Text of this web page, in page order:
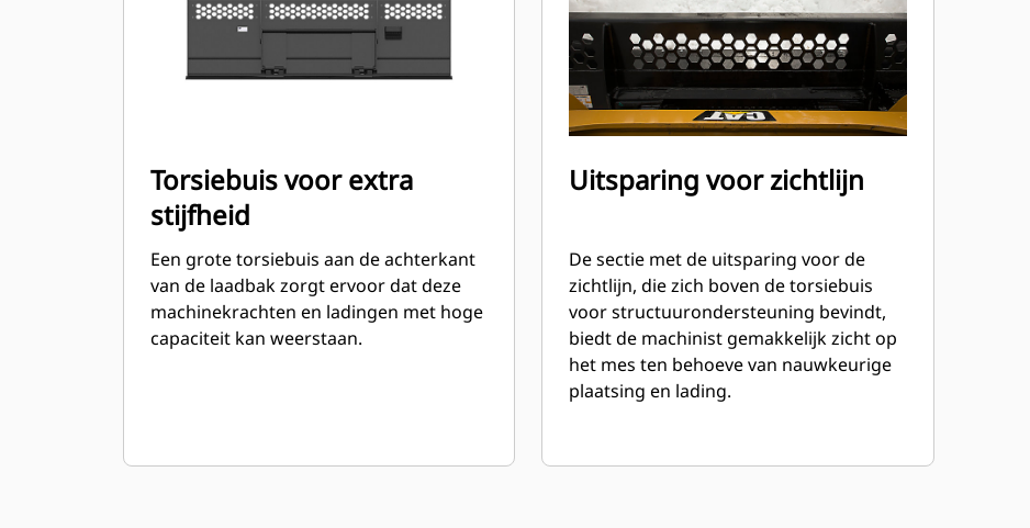
Torsiebuis voor extra
stijfheid
Een grote torsiebuis aan de achterkant
van de laadbak zorgt ervoor dat deze
machinekrachten en ladingen met hoge
capaciteit kan weerstaan.
Uitsparing voor zichtlijn
De sectie met de uitsparing voor de
zichtlijn, die zich boven de torsiebuis
voor structuurondersteuning bevindt,
biedt de machinist gemakkelijk zicht op
het mes ten behoeve van nauwkeurige
plaatsing en lading.